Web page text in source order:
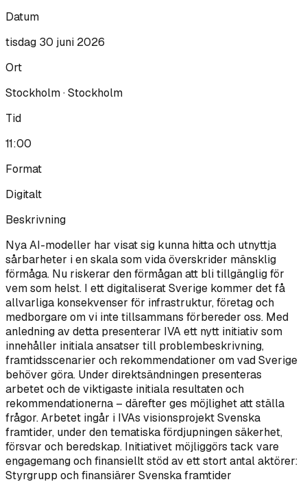
Datum
tisdag 30 juni 2026
Ort
Stockholm · Stockholm
Tid
11:00
Format
Digitalt
Beskrivning
Nya AI-modeller har visat sig kunna hitta och utnyttja
sårbarheter i en skala som vida överskrider mänsklig
förmåga. Nu riskerar den förmågan att bli tillgänglig för
vem som helst. I ett digitaliserat Sverige kommer det få
allvarliga konsekvenser för infrastruktur, företag och
medborgare om vi inte tillsammans förbereder oss. Med
anledning av detta presenterar IVA ett nytt initiativ som
innehåller initiala ansatser till problembeskrivning,
framtidsscenarier och rekommendationer om vad Sverige
behöver göra. Under direktsändningen presenteras
arbetet och de viktigaste initiala resultaten och
rekommendationerna – därefter ges möjlighet att ställa
frågor. Arbetet ingår i IVAs visionsprojekt Svenska
framtider, under den tematiska fördjupningen säkerhet,
försvar och beredskap. Initiativet möjliggörs tack vare
engagemang och finansiellt stöd av ett stort antal aktörer:
Styrgrupp och finansiärer Svenska framtider